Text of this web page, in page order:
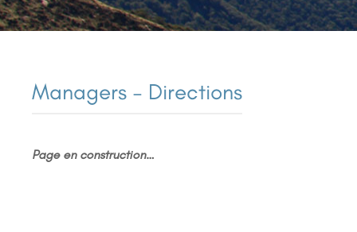
Managers – Directions
Page en construction…